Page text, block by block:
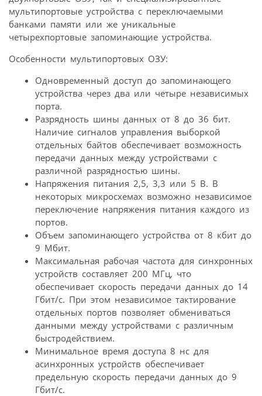
мультипортовые устройства с переключаемыми
банками памяти или же уникальные
четырехпортовые запоминающие устройства.
Особенности мультипортовых ОЗУ:
Одновременный доступ до запоминающего
устройства через два или четыре независимых
порта.
Разрядность шины данных от 8 до 36 бит.
Наличие сигналов управления выборкой
отдельных байтов обеспечивает возможность
передачи данных между устройствами с
различной разрядностью шины.
Напряжения питания 2,5, 3,3 или 5 В. В
некоторых микросхемах возможно независимое
переключение напряжения питания каждого из
портов.
Объем запоминающего устройства от 8 кбит до
9 Мбит.
Максимальная рабочая частота для синхронных
устройств составляет 200 МГц, что
обеспечивает скорость передачи данных до 14
Гбит/с. При этом независимое тактирование
отдельных портов позволяет обмениваться
данными между устройствами с различным
быстродействием.
Минимальное время доступа 8 нс для
асинхронных устройств обеспечивает
предельную скорость передачи данных до 9
Гбит/с.